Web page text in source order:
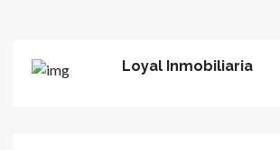
Loyal Inmobiliaria